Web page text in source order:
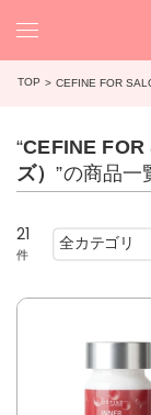
TOP CEFINE FOR
“CEFINE FOR
ズ）”の商品一
21
件